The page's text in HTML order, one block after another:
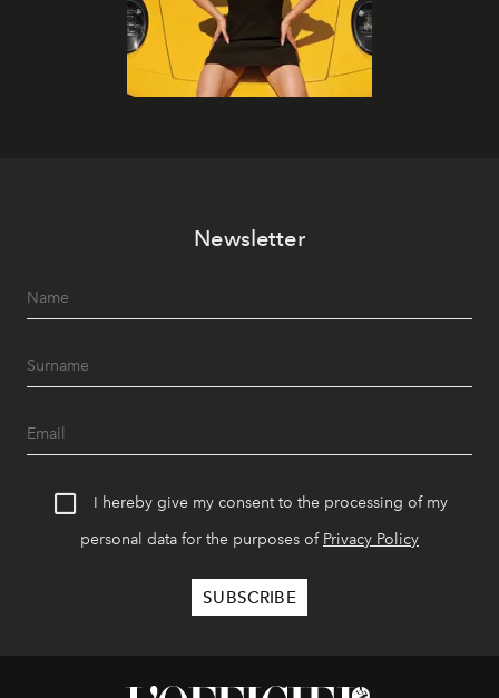
Newsletter
I hereby give my consent to the processing of my
personal data for the purposes of Privacy Policy